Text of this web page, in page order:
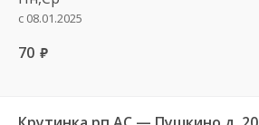
с 08.01.2025
70 руб.